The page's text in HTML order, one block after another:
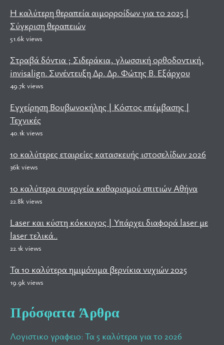
Η καλύτερη θεραπεία αιμορροίδων για το 2025 |
Σύγκριση θεραπειών
51.6k views
Στραβά δόντια ; Σιδεράκια, γλωσσική ορθοδοντική,
invisalign. Συνέντευξη Δρ. Δρ. Φώτης Β. Εξάρχου
49.7k views
Εγχείρηση Βουβωνοκήλης | Κόστος επέμβασης |
Τεχνικές
40.1k views
10 καλύτερες εταιρείες κατασκευής ιστοσελίδων 2026
36k views
10 καλύτερα συνεργεία καθαρισμού σπιτιών Αθήνα
22.8k views
Laser και κύστη κόκκυγος | Υπάρχει διαφορά laser με
laser τελικά..
22.1k views
Τα 10 καλύτερα ημιμόνιμα βερνίκια νυχιών 2025
19.9k views
Πρόσφατα Άρθρα
Λογιστικο γραφειο: Τα 5 καλύτερα για το 2026